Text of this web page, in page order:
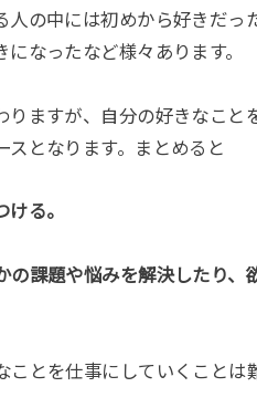
の中には初めから好きだっ
なったなど様々あります。
ますが、自分の好きなこと
スとなります。まとめると
る。
課題や悩みを解決したり、
とを仕事にしていくことは